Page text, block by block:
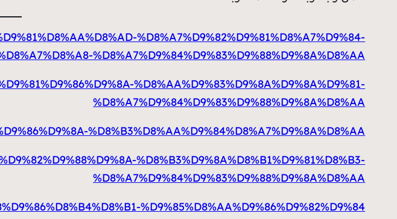
%D8%A7%D9%82%D9%81%D8%A7%D9%84-
%D8%A7%D9%84%D9%83%D9%88%D9%8A%D8%AA
%D8%AA%D9%83%D9%8A%D9%8A%D9%81-
%D8%A7%D9%84%D9%83%D9%88%D9%8A%D8%AA
%D8%B3%D8%AA%D9%84%D8%A7%D9%8A%D8%AA
%D8%B3%D9%8A%D8%B1%D9%81%D8%B3-
%D8%A7%D9%84%D9%83%D9%88%D9%8A%D8%AA
%D9%85%D8%AA%D9%86%D9%82%D9%84